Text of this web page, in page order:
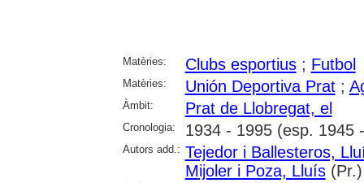
Matèries: Clubs esportius; Futbol
Matèries: Unión Deportiva Prat;
Àmbit: Prat de Llobregat, el
Cronologia: 1934 - 1995 (esp. 1945
Autors add.: Tejedor i Ballesteros,
Mijoler i Poza, Lluís(Pr.)